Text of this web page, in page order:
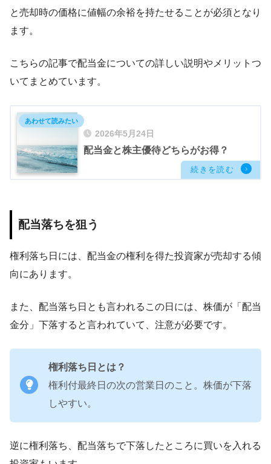
と売却時の価格に値幅の余裕を持たせることが必須となり
ます。
こちらの記事で配当金についての詳しい説明やメリットつ
いてまとめています。
2026年5月24日
配当金と株主優待どちらがお得？
配当落ちを狙う
権利落ち日には、配当金の権利を得た投資家が売却する傾
向にあります。
また、配当落ち日とも言われるこの日には、株価が「配当
金分」下落すると言われていて、注意が必要です。
権利落ち日とは？
権利付最終日の次の営業日のこと。株価が下落
しやすい。
逆に権利落ち、配当落ちで下落したところに買いを入れる